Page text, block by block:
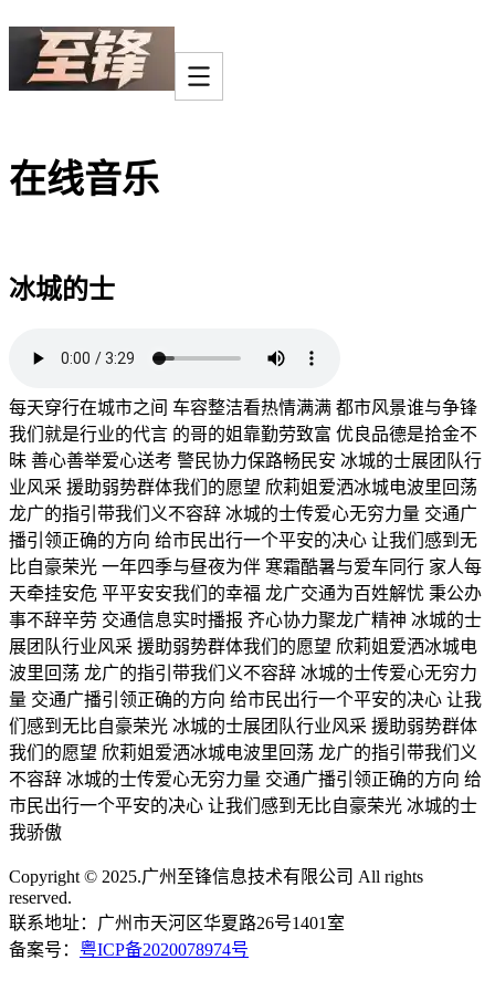
在线音乐
冰城的士
每天穿行在城市之间 车容整洁看热情满满 都市风景谁与争锋
我们就是行业的代言 的哥的姐靠勤劳致富 优良品德是拾金不
昧 善心善举爱心送考 警民协力保路畅民安 冰城的士展团队行
业风采 援助弱势群体我们的愿望 欣莉姐爱洒冰城电波里回荡
龙广的指引带我们义不容辞 冰城的士传爱心无穷力量 交通广
播引领正确的方向 给市民出行一个平安的决心 让我们感到无
比自豪荣光 一年四季与昼夜为伴 寒霜酷暑与爱车同行 家人每
天牵挂安危 平平安安我们的幸福 龙广交通为百姓解忧 秉公办
事不辞辛劳 交通信息实时播报 齐心协力聚龙广精神 冰城的士
展团队行业风采 援助弱势群体我们的愿望 欣莉姐爱洒冰城电
波里回荡 龙广的指引带我们义不容辞 冰城的士传爱心无穷力
量 交通广播引领正确的方向 给市民出行一个平安的决心 让我
们感到无比自豪荣光 冰城的士展团队行业风采 援助弱势群体
我们的愿望 欣莉姐爱洒冰城电波里回荡 龙广的指引带我们义
不容辞 冰城的士传爱心无穷力量 交通广播引领正确的方向 给
市民出行一个平安的决心 让我们感到无比自豪荣光 冰城的士
我骄傲
Copyright © 2025.广州至锋信息技术有限公司 All rights
reserved.
联系地址：广州市天河区华夏路26号1401室
备案号： 粤ICP备2020078974号